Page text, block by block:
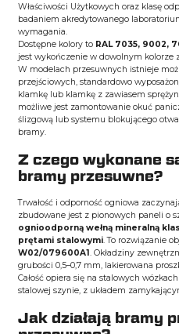
Właściwości Użytkowych oraz klasę
badaniem akredytowanego
wymagania.
Dostępne kolory to RAL 7035, 9002,
jest wykończenie w dowolnym kolorze
W modelach przesuwnych istnieje
przejściowych, standardowo
klamkę lub klamkę z zawiasem
możliwe jest zamontowanie okuć
ślizgową lub systemu blokującego
bramy.
Z czego wykonane
bramy przesuwne?
Trwałość i odporność ogniowa
zbudowane jest z pionowych paneli o
ognioodporną wełną mineralną
prętami stalowymi. To rozwiązanie
W02/079600A1. Okładziny
grubości 0,5–0,7 mm, lakierowana
Całość opiera się na stalowych
stalowej szynie, z układem
Jak działają bramy